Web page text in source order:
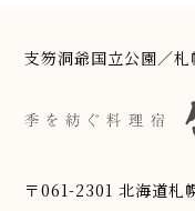
支笏洞爺国立公園／
〒061-2301 北海道札